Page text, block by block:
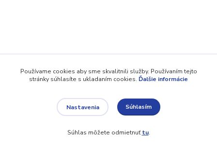
Používame cookies aby sme skvalitnili služby. Používaním tejto
stránky súhlasíte s ukladaním cookies. Ďalšie informácie
Nastavenia Súhlasím
Súhlas môžete odmietnuťtu.